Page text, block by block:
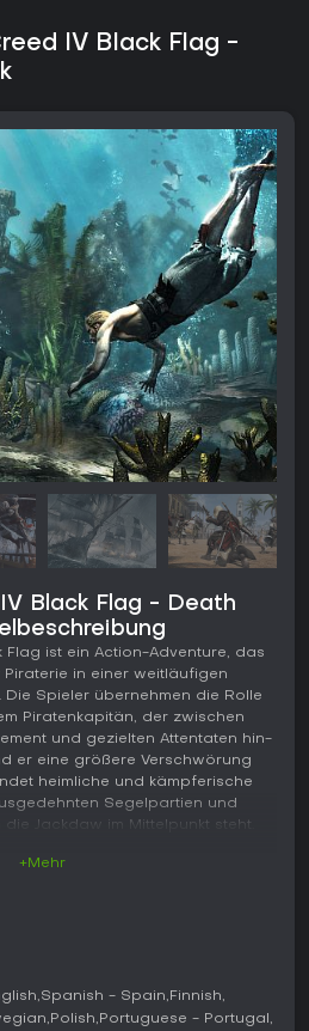
IV Black Flag -
Black Flag - Death
Flag ist ein Action-Adventure, das
in einer weitläufigen
Spieler übernehmen die Rolle
Piratenkapitän, der zwischen
und gezielten Attentaten hin-
er eine größere Verschwörung
heimliche und kämpferische
Segelpartien und
Jackdaw im Mittelpunkt steht.
Fortschritt durch persönliche
um Ziele mit der Hidden
oder beidhändig geführten
Die Kämpfe kombinieren Konter,
+Mehr
Spanish - Spain Finnish
Polish Portuguese - Portugal